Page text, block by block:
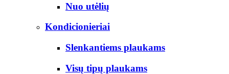
Nuo utėlių
Kondicionieriai
Slenkantiems plaukams
Visų tipų plaukams